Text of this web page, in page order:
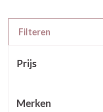
Filteren
Prijs
Merken